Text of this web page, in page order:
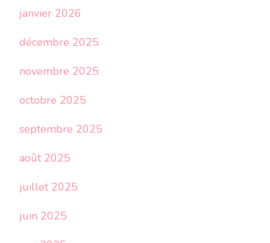
janvier 2026
décembre 2025
novembre 2025
octobre 2025
septembre 2025
août 2025
juillet 2025
juin 2025